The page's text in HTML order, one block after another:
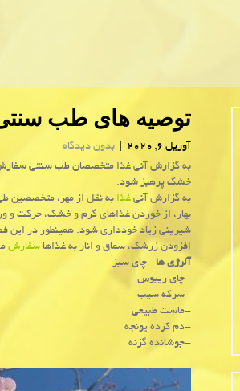
توصیه های طب
آوریل 6, 2020
بدون دیدگاه
به گزارش آنی غذا متخصصان طب سنتی
خشك پرهیز شود.
به گزارش آنی غذا به نقل از مهر، متخصصین
بهار، از خوردن غذاهای گرم و خشك، حركت و
شیرینی زیاد خودداری شود. همینطور در این
افزودن زرشك، سماق و انار به غذاها سفارش
آلرژی ها -چای سبز
-چای ریبوس
-سركه سیب
-ماست طبیعی
-دم كرده یونجه
-جوشانده گزنه